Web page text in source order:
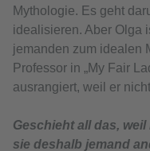
Mythologie. Es geht
idealisieren. Aber Olga
jemanden zum idealen
Professor in „My Fair
ausrangiert, weil er
Geschieht all das,
sie deshalb jemand